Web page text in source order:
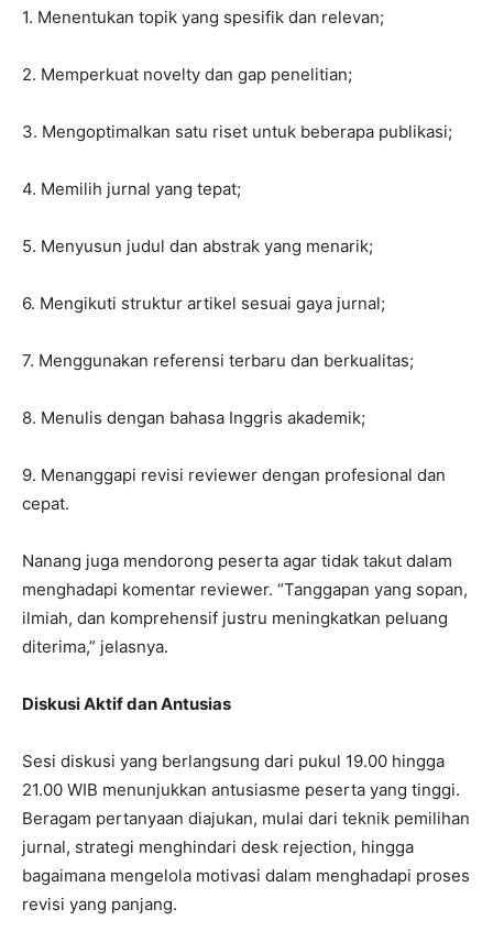
1. Menentukan topik yang spesifik dan relevan;
2. Memperkuat novelty dan gap penelitian;
3. Mengoptimalkan satu riset untuk beberapa publikasi;
4. Memilih jurnal yang tepat;
5. Menyusun judul dan abstrak yang menarik;
6. Mengikuti struktur artikel sesuai gaya jurnal;
7. Menggunakan referensi terbaru dan berkualitas;
8. Menulis dengan bahasa Inggris akademik;
9. Menanggapi revisi reviewer dengan profesional dan
cepat.
Nanang juga mendorong peserta agar tidak takut dalam
menghadapi komentar reviewer. “Tanggapan yang sopan,
ilmiah, dan komprehensif justru meningkatkan peluang
diterima,” jelasnya.
Diskusi Aktif dan Antusias
Sesi diskusi yang berlangsung dari pukul 19.00 hingga
21.00 WIB menunjukkan antusiasme peserta yang tinggi.
Beragam pertanyaan diajukan, mulai dari teknik pemilihan
jurnal, strategi menghindari desk rejection, hingga
bagaimana mengelola motivasi dalam menghadapi proses
revisi yang panjang.